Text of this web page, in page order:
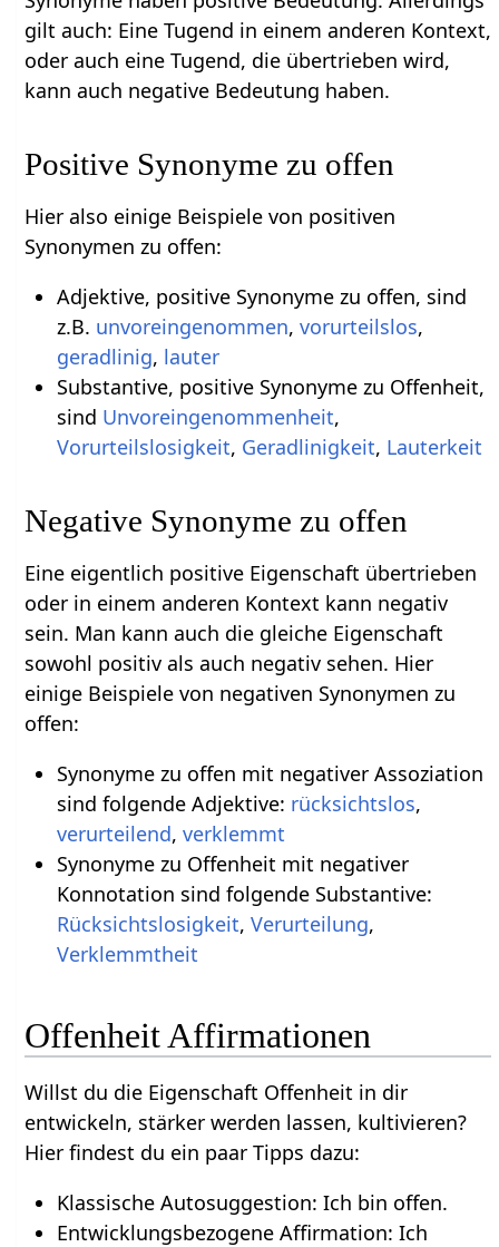
gilt auch: Eine Tugend in einem anderen Kontext,
oder auch eine Tugend, die übertrieben wird,
kann auch negative Bedeutung haben.
Positive Synonyme zu offen
Hier also einige Beispiele von positiven
Synonymen zu offen:
Adjektive, positive Synonyme zu offen, sind
z.B. unvoreingenommen, vorurteilslos,
geradlinig, lauter
Substantive, positive Synonyme zu Offenheit,
sind Unvoreingenommenheit,
Vorurteilslosigkeit, Geradlinigkeit, Lauterkeit
Negative Synonyme zu offen
Eine eigentlich positive Eigenschaft übertrieben
oder in einem anderen Kontext kann negativ
sein. Man kann auch die gleiche Eigenschaft
sowohl positiv als auch negativ sehen. Hier
einige Beispiele von negativen Synonymen zu
offen:
Synonyme zu offen mit negativer Assoziation
sind folgende Adjektive: rücksichtslos,
verurteilend, verklemmt
Synonyme zu Offenheit mit negativer
Konnotation sind folgende Substantive:
Rücksichtslosigkeit, Verurteilung,
Verklemmtheit
Offenheit Affirmationen
Willst du die Eigenschaft Offenheit in dir
entwickeln, stärker werden lassen, kultivieren?
Hier findest du ein paar Tipps dazu:
Klassische Autosuggestion: Ich bin offen.
Entwicklungsbezogene Affirmation: Ich